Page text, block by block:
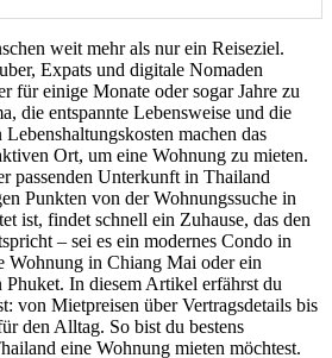
weit mehr als nur ein Reiseziel.
Expats und digitale Nomaden
für einige Monate oder sogar Jahre zu
die entspannte Lebensweise und die
machen das
Ort, um eine Wohnung zu mieten.
passenden Unterkunft in Thailand
Punkten von der Wohnungssuche in
ist, findet schnell ein Zuhause, das den
– sei es ein modernes Condo in
Wohnung in Chiang Mai oder ein
In diesem Artikel erfährst du
von Mietpreisen über Vertragsdetails bis
den Alltag. So bist du bestens
eine Wohnung mieten möchtest.